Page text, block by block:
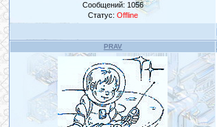
Сообщений: 1056
Статус: Offline
PRAV